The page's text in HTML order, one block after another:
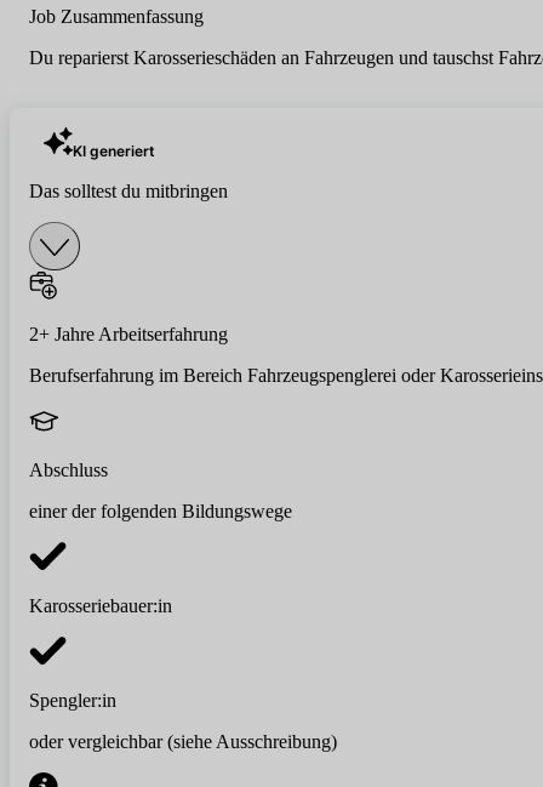
Job Zusammenfassung
Du reparierst Karosserieschäden an Fahrzeugen und tauschst
KI generiert
Das solltest du mitbringen
2+ Jahre Arbeitserfahrung
Berufserfahrung im Bereich Fahrzeugspenglerei oder
Abschluss
einer der folgenden Bildungswege
Karosseriebauer:in
Spengler:in
oder vergleichbar (siehe Ausschreibung)